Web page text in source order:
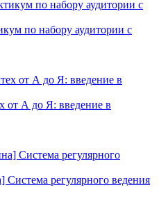
по набору аудитории с
А до Я: введение в
регулярного ведения